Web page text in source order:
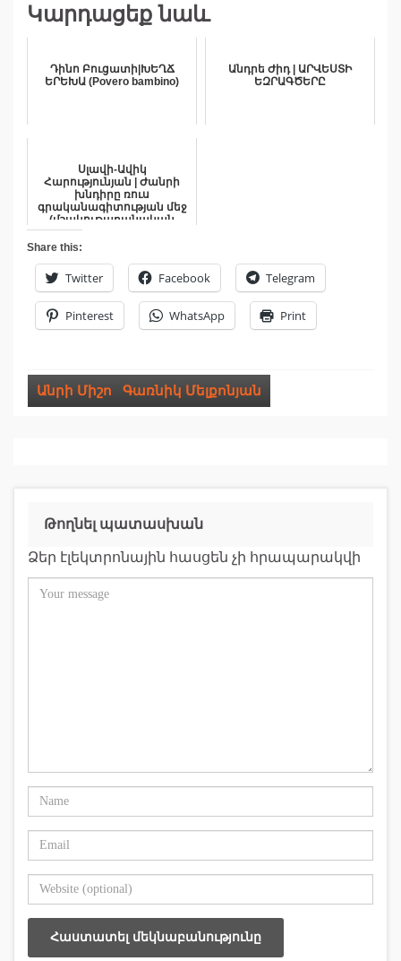
Կարդացեք նաև
Դինո Բուցատի|ԽԵՂՃ
ԵՐԵԽԱ (Povero bambino)
Անդրե Ժիդ | ԱՐՎԵՍՏԻ
ԵԶՐԱԳԾԵՐԸ
Սլավի-Ավիկ
Հարությունյան | Ժանրի
խնդիրը ռուս
գրականագիտության մեջ
(մշակութաբանական
մոտեցում)
Share this:
Twitter Facebook Telegram
Pinterest WhatsApp Print
Անրի Միշո Գառնիկ Մելքոնյան
Թողնել պատասխան
Ձեր էլեկտրոնային հասցեն չի հրապարակվի